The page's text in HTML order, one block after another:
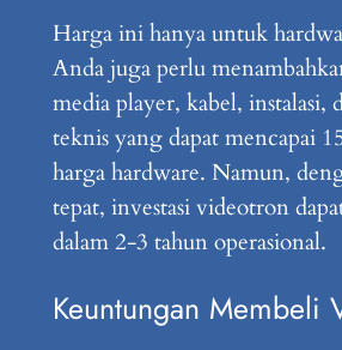
Harga ini hanya untuk
Anda juga perlu
media player, kabel, instalasi,
teknis yang dapat mencapai
harga hardware. Namun,
tepat, investasi videotron
dalam 2-3 tahun operasional.
Keuntungan Membeli